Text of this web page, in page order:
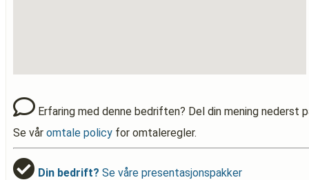
Erfaring med denne bedriften? Del din mening nederst
Se vår omtale policy for omtaleregler.
Din bedrift? Se våre presentasjonspakker